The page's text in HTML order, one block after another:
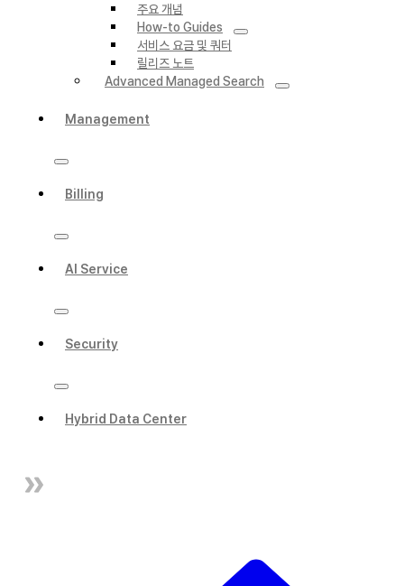
주요 개념
How-to Guides
서비스 요금 및 쿼터
릴리즈 노트
Advanced Managed Search
Management
Billing
AI Service
Security
Hybrid Data Center